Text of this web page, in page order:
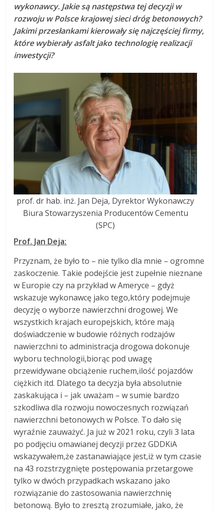
wykonawcy. Jakie są następstwa tej decyzji w
rozwoju w Polsce krajowej sieci dróg betonowych?
Jakimi przesłankami kierowały się najczęściej firmy,
które wybierały asfalt jako technologię realizacji
inwestycji?
prof. dr hab. inż. Jan Deja, Dyrektor Wykonawczy
Biura Stowarzyszenia Producentów Cementu
(SPC)
Prof. Jan Deja:
Przyznam, że było to – nie tylko dla mnie – ogromne
zaskoczenie. Takie podejście jest zupełnie nieznane
w Europie czy na przykład w Ameryce – gdyż
wskazuje wykonawcę jako tego,który podejmuje
decyzję o wyborze nawierzchni drogowej. We
wszystkich krajach europejskich, które mają
doświadczenie w budowie różnych rodzajów
nawierzchni to administracja drogowa dokonuje
wyboru technologii,biorąc pod uwagę
przewidywane obciążenie ruchem,ilość pojazdów
ciężkich itd. Dlatego ta decyzja była absolutnie
zaskakująca i – jak uważam – w sumie bardzo
szkodliwa dla rozwoju nowoczesnych rozwiązań
nawierzchni betonowych w Polsce. To dało się
wyraźnie zauważyć. Ja już w 2021 roku, czyli 3 lata
po podjęciu omawianej decyzji przez GDDKiA
wskazywałem,że zastanawiające jest,iż w tym czasie
na 43 rozstrzygnięte postępowania przetargowe
tylko w dwóch przypadkach wskazano jako
rozwiązanie do zastosowania nawierzchnię
betonową. Było to zresztą zrozumiałe, jako, że